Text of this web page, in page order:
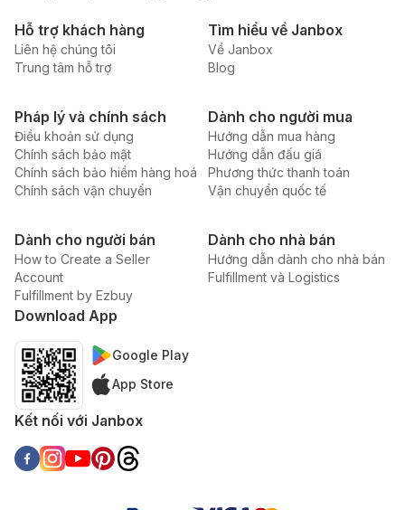
Hỗ trợ khách hàng
Liên hệ chúng tôi
Trung tâm hỗ trợ
Tìm hiểu về Janbox
Về Janbox
Blog
Pháp lý và chính sách
Điều khoản sử dụng
Chính sách bảo mật
Chính sách bảo hiểm hàng hoá
Chính sách vận chuyển
Dành cho người mua
Hướng dẫn mua hàng
Hướng dẫn đấu giá
Phương thức thanh toán
Vận chuyển quốc tế
Dành cho người bán
How to Create a Seller
Account
Fulfillment by Ezbuy
Dành cho nhà bán
Hướng dẫn dành cho nhà bán
Fulfillment và Logistics
Download App
Google Play
App Store
Kết nối với Janbox